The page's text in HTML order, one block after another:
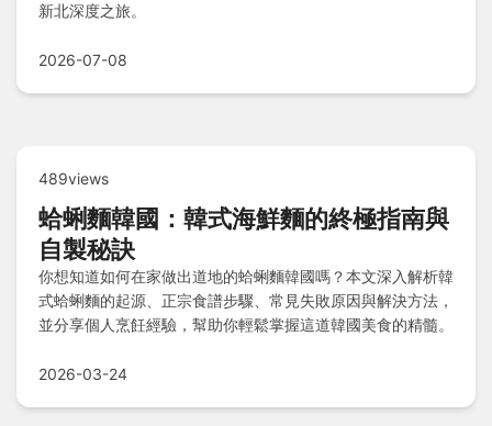
新北深度之旅。
2026-07-08
489views
蛤蜊麵韓國：韓式海鮮麵的終極指南與
自製秘訣
你想知道如何在家做出道地的蛤蜊麵韓國嗎？本文深入解析韓
式蛤蜊麵的起源、正宗食譜步驟、常見失敗原因與解決方法，
並分享個人烹飪經驗，幫助你輕鬆掌握這道韓國美食的精髓。
2026-03-24